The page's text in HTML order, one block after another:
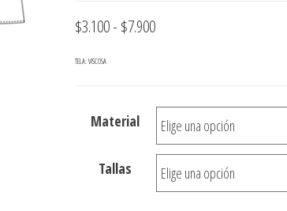
$3.100- $7.900Rango
desde
$3.100
hasta
$7.900
TELA: VISCOSA
Material
Tallas